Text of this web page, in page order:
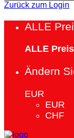
Zurück zum Login
ALLE
ALLE
Ändern
EUR
EUR
CHF